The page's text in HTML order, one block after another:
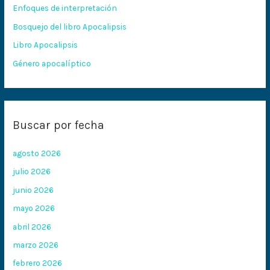
o
r
:
Enfoques de interpretación
Bosquejo del libro Apocalipsis
Libro Apocalipsis
Género apocalíptico
Buscar por fecha
agosto 2026
julio 2026
junio 2026
mayo 2026
abril 2026
marzo 2026
febrero 2026